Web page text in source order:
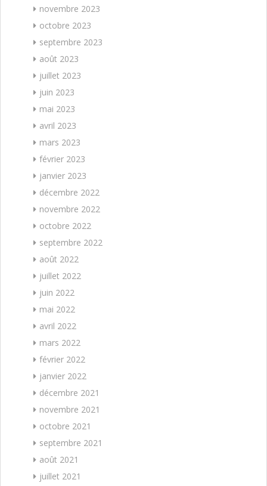
novembre 2023
octobre 2023
septembre 2023
août 2023
juillet 2023
juin 2023
mai 2023
avril 2023
mars 2023
février 2023
janvier 2023
décembre 2022
novembre 2022
octobre 2022
septembre 2022
août 2022
juillet 2022
juin 2022
mai 2022
avril 2022
mars 2022
février 2022
janvier 2022
décembre 2021
novembre 2021
octobre 2021
septembre 2021
août 2021
juillet 2021